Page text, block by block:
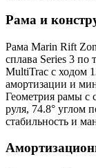
Рама и
Рама Marin Rift
сплава Series 3 по
MultiTrac с ходом
амортизации и
Геометрия рамы с
руля, 74.8° углом
стабильность и